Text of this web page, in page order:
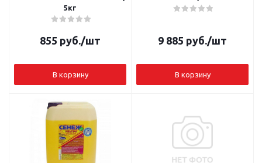
5кг
855 руб./шт
В корзину
9 885 руб./шт
В корзину